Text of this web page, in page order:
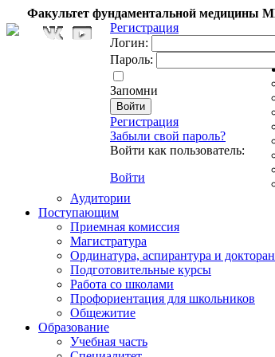
Факультет фундаментальной
Регистрация
Логин:
Пароль:
Запомни
Регистрация
Забыли свой пароль?
Войти как пользователь:
Войти
Аудитории
Поступающим
Приемная комиссия
Магистратура
Ординатура, аспирантура и
Подготовительные курсы
Работа со школами
Профориентация для школьников
Общежитие
Образование
Учебная часть